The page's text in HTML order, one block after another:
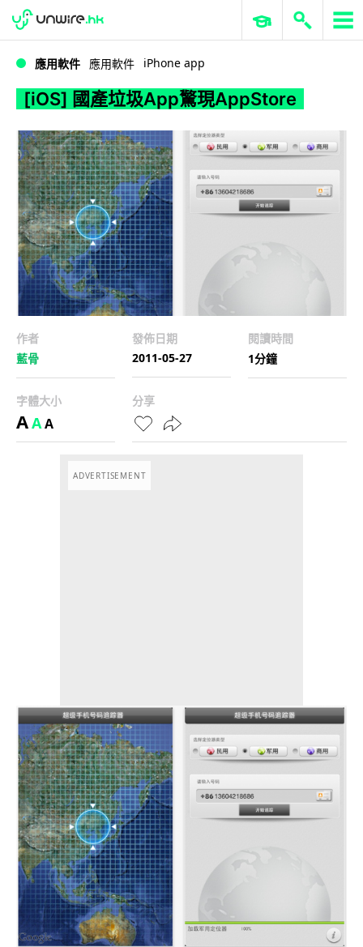
[iOS] 國產垃圾App驚現AppStore
WWDC 2026 ERP 與商業 AI
應用軟件 應用軟件 iPhone app
[iOS] 國產垃圾App驚現AppStore
作者
藍骨
發佈日期
2011-05-27
閱讀時間
1分鐘
字體大小
AAA
分享
ADVERTISEMENT